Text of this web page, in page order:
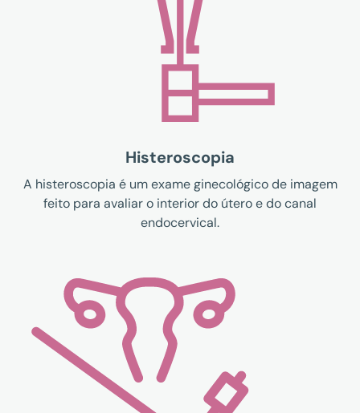
Histeroscopia
A histeroscopia é um exame ginecológico de imagem
feito para avaliar o interior do útero e do canal
endocervical.